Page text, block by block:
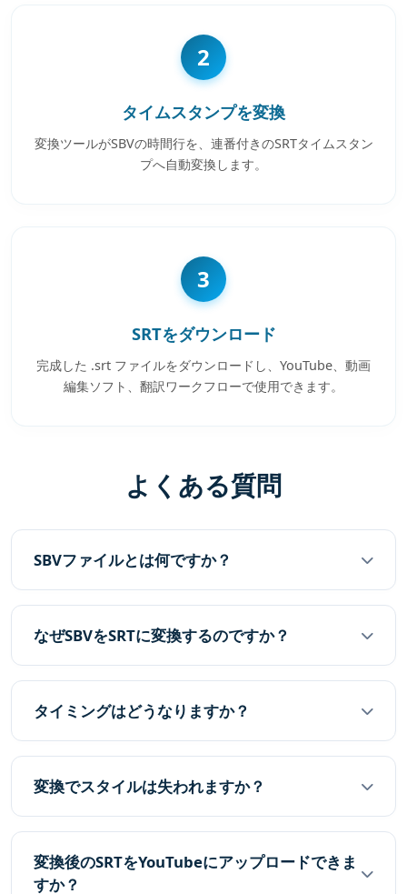
2
タイムスタンプを変換
変換ツールがSBVの時間行を、連番付きのSRTタイムスタン
プへ自動変換します。
3
SRTをダウンロード
完成した .srt ファイルをダウンロードし、YouTube、動画
編集ソフト、翻訳ワークフローで使用できます。
よくある質問
SBVファイルとは何ですか？
なぜSBVをSRTに変換するのですか？
タイミングはどうなりますか？
変換でスタイルは失われますか？
変換後のSRTをYouTubeにアップロードできま
すか？